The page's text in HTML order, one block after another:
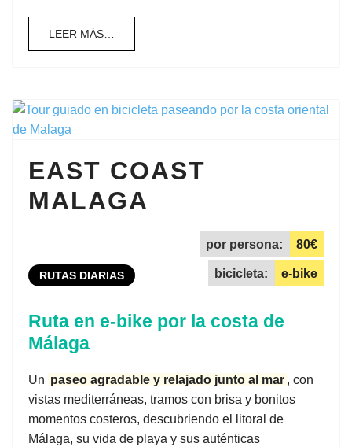
LEER MÁS…
EAST COAST
MALAGA
por persona: 80€
bicicleta: e-bike
RUTAS DIARIAS
Ruta en e-bike por la costa de
Málaga
Un paseo agradable y relajado junto al mar , con
vistas mediterráneas, tramos con brisa y bonitos
momentos costeros, descubriendo el litoral de
Málaga, su vida de playa y sus auténticas